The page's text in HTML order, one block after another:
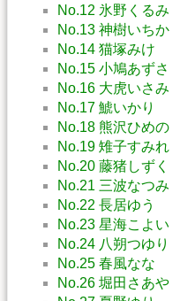
No.12 氷野くるみ
No.13 神樹いちか
No.14 猫塚みけ
No.15 小鳩あずさ
No.16 大虎いさみ
No.17 鯱いかり
No.18 熊沢ひめの
No.19 雉子すみれ
No.20 藤猪しずく
No.21 三波なつみ
No.22 長居ゆう
No.23 星海こよい
No.24 八朔つゆり
No.25 春風なな
No.26 堀田さあや